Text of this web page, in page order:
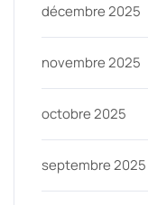
décembre 2025
novembre 2025
octobre 2025
septembre 2025